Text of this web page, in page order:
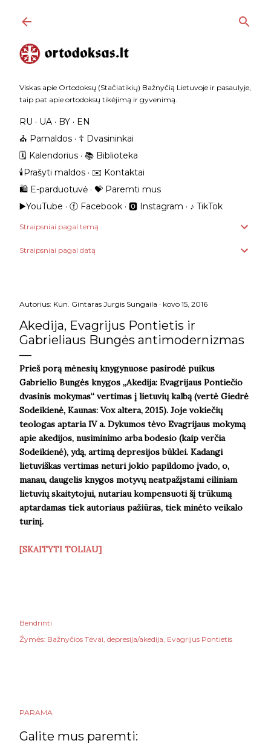
Praleisti ir pereiti prie pagrindinio turinio
Viskas apie Ortodoksų (Stačiatikių) Bažnyčią Lietuvoje ir pasaulyje,
taip pat apie ortodoksų tikėjimą ir gyvenimą.
RU UA BY
EN
⛪️ Pamaldos
☦️ Dvasininkai
🗓️ Kalendorius
📚 Biblioteka
🕯️Prašyti maldos
✉️ Kontaktai
🛍️ E-parduotuvė
💝 Paremti mus
▶️YouTube
ⓕ Facebook 🅾 Instagram ‎♪ TikTok
Straipsniai pagal temą
Straipsniai pagal datą
Autorius: Kun. Gintaras Jurgis Sungaila kovo 15, 2016
Akedija, Evagrijus Pontietis ir
Gabrieliaus Bungės antimodernizmas
Prieš porą mėnesių knygynuose pasirodė puikus
Gabrielio Bungės knygos „Akedija: Evagrijaus Pontiečio
dvasinis mokymas“ vertimas į lietuvių kalbą (vertė Giedrė
Sodeikienė, Kaunas: Vox altera, 2015). Joje vokiečių
teologas aptaria IV a. Dykumos tėvo Evagrijaus mokymą
apie akedijos, nusiminimo arba bodesio (kaip verčia
Sodeikienė), ydą, artimą depresijos būklei. Kadangi
lietuviškas vertimas neturi jokio papildomo įvado, o,
manau, daugelis knygos motyvų neatpažįstami eiliniam
lietuvių skaitytojui, nutariau kompensuoti šį trūkumą
aptardamas tiek autoriaus pažiūras, tiek minėto veikalo
turinį.
[SKAITYTI TOLIAU]
Bendrinti
Žymės: Bažnyčios Tėvai depresija/akedija Evagrijus Pontietis
PARAMA
Galite mus paremti: